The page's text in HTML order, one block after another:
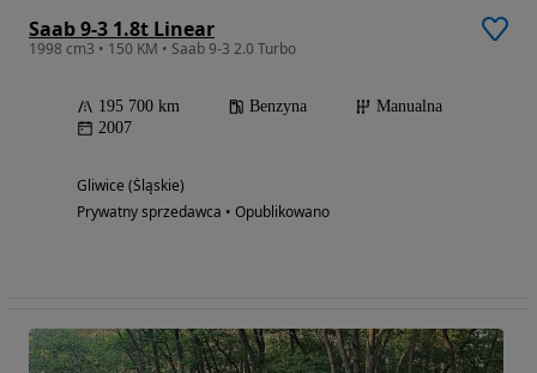
Saab 9-3 1.8t Linear
1998 cm3 • 150 KM • Saab 9-3 2.0 Turbo
195 700 km Benzyna
Manualna
2007
Gliwice (Śląskie)
Prywatny sprzedawca • Opublikowano